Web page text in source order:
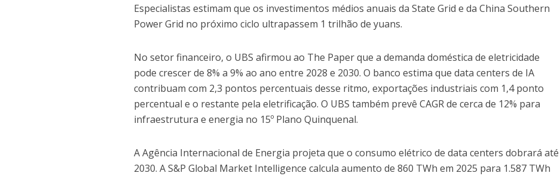
Especialistas estimam que os investimentos médios anuais da State Grid e da China Southern
Power Grid no próximo ciclo ultrapassem 1 trilhão de yuans.
No setor financeiro, o UBS afirmou ao The Paper que a demanda doméstica de eletricidade
pode crescer de 8% a 9% ao ano entre 2028 e 2030. O banco estima que data centers de IA
contribuam com 2,3 pontos percentuais desse ritmo, exportações industriais com 1,4 ponto
percentual e o restante pela eletrificação. O UBS também prevê CAGR de cerca de 12% para
infraestrutura e energia no 15º Plano Quinquenal.
A Agência Internacional de Energia projeta que o consumo elétrico de data centers dobrará até
2030. A S&P Global Market Intelligence calcula aumento de 860 TWh em 2025 para 1.587 TWh